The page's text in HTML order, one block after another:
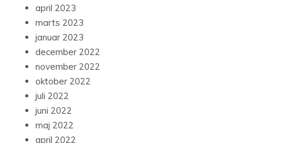
april 2023
marts 2023
januar 2023
december 2022
november 2022
oktober 2022
juli 2022
juni 2022
maj 2022
april 2022